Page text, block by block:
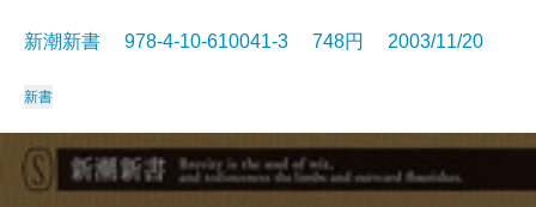
新潮新書 978-4-10-610041-3 748円 2003/11/20
新書